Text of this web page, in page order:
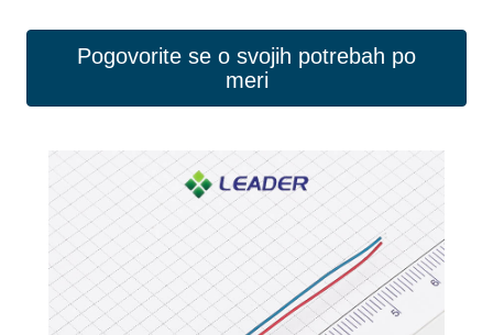
Pogovorite se o svojih potrebah po
meri